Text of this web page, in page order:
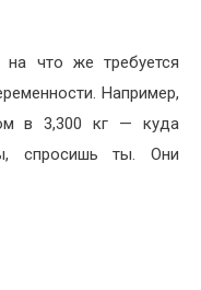
что же требуется
Например,
в 3,300 кг — куда
спросишь ты. Они